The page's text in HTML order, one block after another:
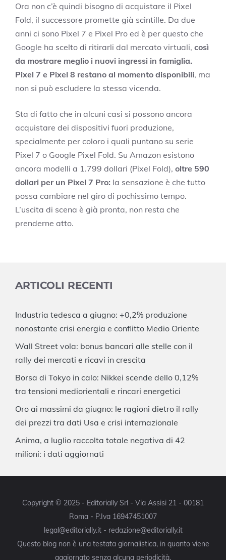
Ora non c’è quindi bisogno di acquistare il Pixel
Fold, il successore promette già scintille. Da due
anni ci sono Pixel 7 e Pixel Pro ed è per questo che
Google ha scelto di ritirarli dal mercato virtuali, così
da mostrare meglio i nuovi ingressi in famiglia.
Pixel 7 e Pixel 8 restano al momento disponibili, ma
non si può escludere la stessa vicenda.
Sta di fatto che in alcuni casi si possono ancora
acquistare dei dispositivi fuori produzione,
specialmente per coloro i quali puntano su serie
Pixel 7 o Google Pixel Fold. Su Amazon esistono
ancora modelli a 1.799 dollari (Pixel Fold), oltre 590
dollari per un Pixel 7 Pro: la sensazione è che tutto
possa cambiare nel giro di pochissimo tempo.
L’uscita di scena è già pronta, non resta che
prenderne atto.
ARTICOLI RECENTI
Industria tedesca a giugno: +0,2% produzione
nonostante crisi energia e conflitto Medio Oriente
Wall Street vola: bonus bancari alle stelle con il
rally dei mercati e ricavi in crescita
Borsa di Tokyo in calo: Nikkei scende dello 0,12%
tra tensioni mediorientali e rincari energetici
Oro ai massimi da giugno: le ragioni dietro il rally
dei prezzi tra dati Usa e crisi internazionale
Anima, a luglio raccolta totale negativa di 42
milioni: i dati aggiornati
Copyright © 2025 - Editorially Srl - Via Assisi 21 - 00181
Roma - P.Iva 16947451007
legal@editorially.it - redazione@editorially.it
Questo blog non è una testata giornalistica, in quanto viene
aggiornato senza alcuna periodicità.